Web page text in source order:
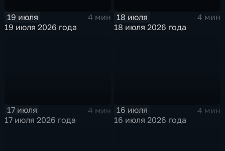
19 июля
4 мин
19 июля 2026 года
18 июля
4 мин
18 июля 2026 года
17 июля
4 мин
17 июля 2026 года
16 июля
4 мин
16 июля 2026 года